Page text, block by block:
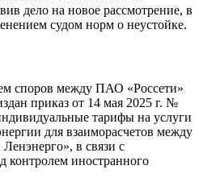
дело на новое рассмотрение, в
судом норм о неустойке.
споров между ПАО «Россети»
приказ от 14 мая 2025 г. №
тарифы на услуги
для взаиморасчетов между
в связи с
иностранного